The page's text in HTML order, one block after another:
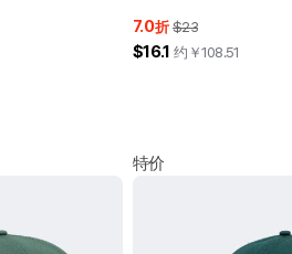
7.0折 $23
$16.1 约￥108.51
特价